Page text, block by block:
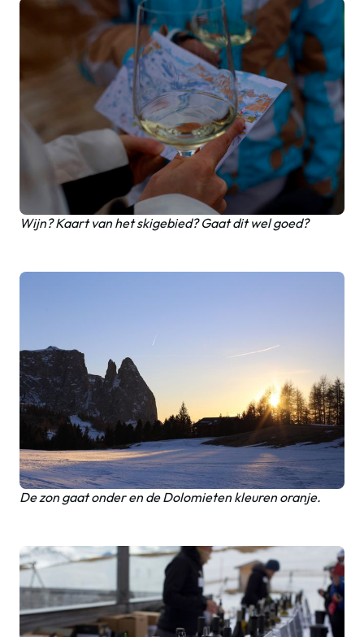
Wijn? Kaart van het skigebied? Gaat dit wel goed?
De zon gaat onder en de Dolomieten kleuren oranje.